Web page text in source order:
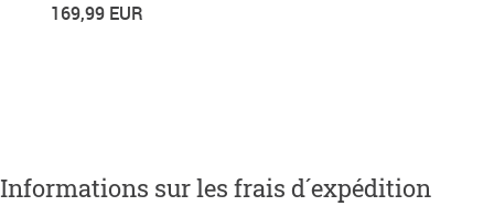
169,99 EUR
Informations sur les frais d´expédition